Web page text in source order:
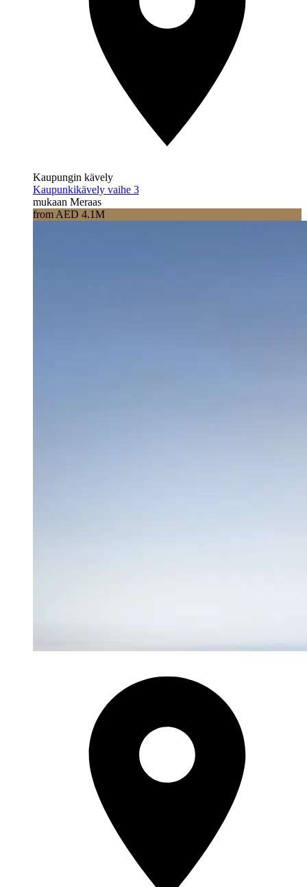
Kaupungin kävely
Kaupunkikävely vaihe 3
mukaan Meraas
from AED 4.1M